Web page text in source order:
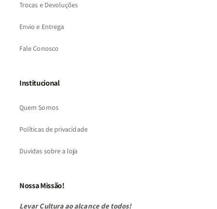
Trocas e Devoluções
Envio e Entrega
Fale Conosco
Institucional
Quem Somos
Políticas de privacidade
Duvidas sobre a loja
Nossa Missão!
Levar Cultura ao alcance de todos!